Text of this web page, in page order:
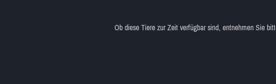
Ob diese Tiere zur Zeit verfügbar sind, entnehmen Sie